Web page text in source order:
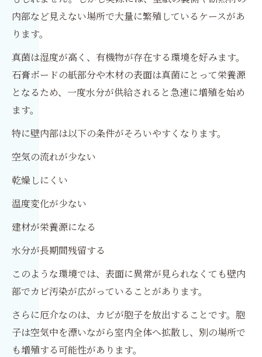
内部など見えない場所で大量に繁殖しているケースがあ
ります。
真菌は湿度が高く、有機物が存在する環境を好みます。
石膏ボードの紙部分や木材の表面は真菌にとって栄養源
となるため、一度水分が供給されると急速に増殖を始め
ます。
特に壁内部は以下の条件がそろいやすくなります。
空気の流れが少ない
乾燥しにくい
温度変化が少ない
建材が栄養源になる
水分が長期間残留する
このような環境では、表面に異常が見られなくても壁内
部でカビ汚染が広がっていることがあります。
さらに厄介なのは、カビが胞子を放出することです。胞
子は空気中を漂いながら室内全体へ拡散し、別の場所で
も増殖する可能性があります。